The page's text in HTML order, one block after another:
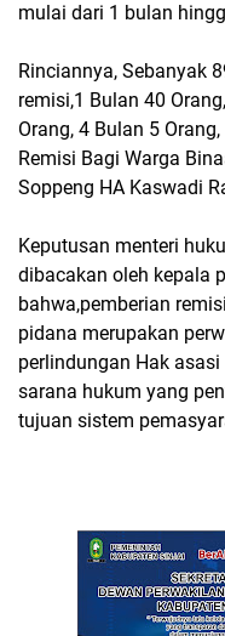
mulai dari 1 bulan
Rinciannya, Sebanyak
remisi,1 Bulan 40
Orang, 4 Bulan 5
Remisi Bagi Warga
Soppeng HA Kaswadi
Keputusan menteri
dibacakan oleh kepala
bahwa,pemberian
pidana merupakan
perlindungan Hak
sarana hukum yang
tujuan sistem